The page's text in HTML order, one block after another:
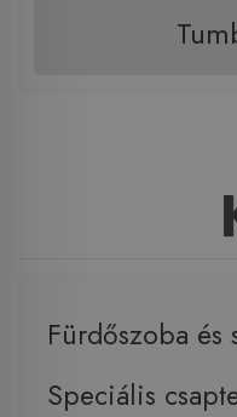
Fürdőszoba és
Speciális